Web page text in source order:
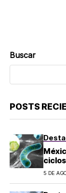
Buscar
POSTS
5 DE